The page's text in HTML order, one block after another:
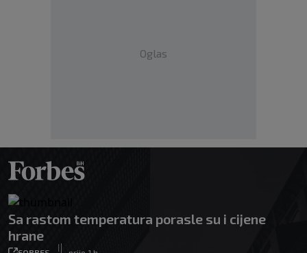
Oglas
Sa rastom temperatura porasle su i cijene
hrane
|